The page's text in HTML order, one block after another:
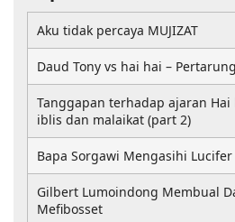
Aku tidak percaya MUJIZAT
Daud Tony vs hai hai –
Tanggapan terhadap ajaran
iblis dan malaikat (part 2)
Bapa Sorgawi Mengasihi Lucifer
Gilbert Lumoindong Membual
Mefibosset